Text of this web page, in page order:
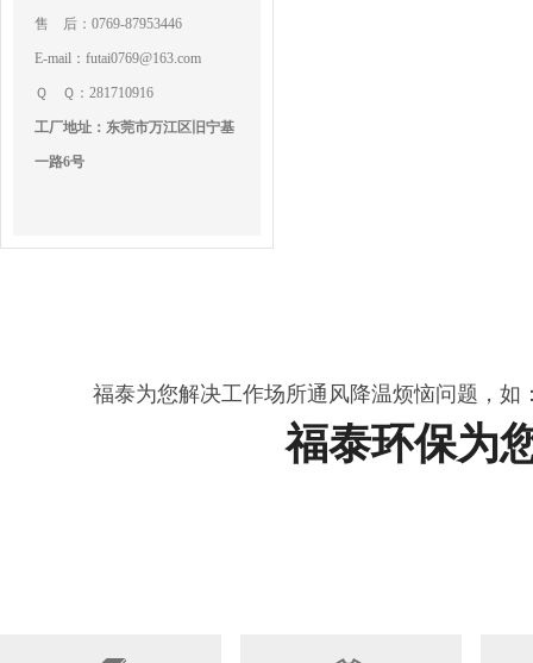
售 后：0769-87953446
E-mail：futai0769@163.com
Ｑ Ｑ：281710916
工厂地址：东莞市万江区旧宁基
一路6号
福泰为您解决工作场所通风降温烦恼问题，
福泰环保为